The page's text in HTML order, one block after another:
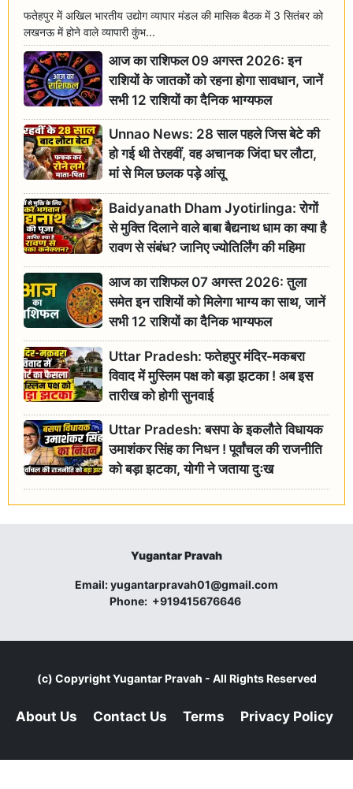
फतेहपुर में अखिल भारतीय उद्योग व्यापार मंडल की मासिक बैठक में 3 सितंबर को
लखनऊ में होने वाले व्यापारी कुंभ...
आज का राशिफल 09 अगस्त 2026: इन
राशियों के जातकों को रहना होगा सावधान, जानें
सभी 12 राशियों का दैनिक भाग्यफल
Unnao News: 28 साल पहले जिस बेटे की
हो गई थी तेरहवीं, वह अचानक जिंदा घर लौटा,
मां से मिल छलक पड़े आंसू
Baidyanath Dham Jyotirlinga: रोगों
से मुक्ति दिलाने वाले बाबा बैद्यनाथ धाम का क्या है
रावण से संबंध? जानिए ज्योतिर्लिंग की महिमा
आज का राशिफल 07 अगस्त 2026: तुला
समेत इन राशियों को मिलेगा भाग्य का साथ, जानें
सभी 12 राशियों का दैनिक भाग्यफल
Uttar Pradesh: फतेहपुर मंदिर-मकबरा
विवाद में मुस्लिम पक्ष को बड़ा झटका ! अब इस
तारीख को होगी सुनवाई
Uttar Pradesh: बसपा के इकलौते विधायक
उमाशंकर सिंह का निधन ! पूर्वांचल की राजनीति
को बड़ा झटका, योगी ने जताया दुःख
Yugantar Pravah
Email:yugantarpravah01@gmail.com
Phone: +919415676646
(c) CopyrightYugantar Pravah - All Rights Reserved
About Us Contact Us Terms Privacy Policy